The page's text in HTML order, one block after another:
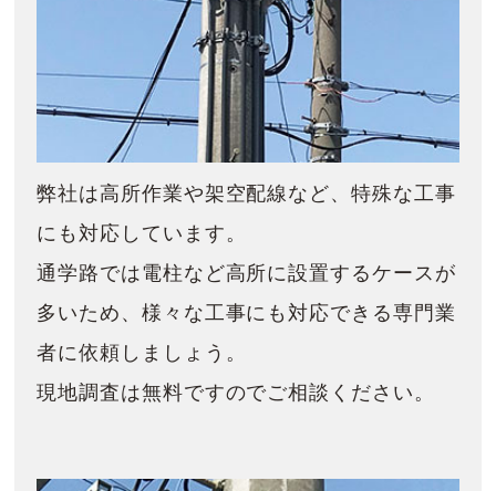
弊社は高所作業や架空配線など、特殊な工事
にも対応しています。
通学路では電柱など高所に設置するケースが
多いため、様々な工事にも対応できる専門業
者に依頼しましょう。
現地調査は無料ですのでご相談ください。